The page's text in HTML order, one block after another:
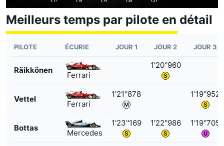
Meilleurs temps par pilote en détail
PILOTE ÉCURIE JOUR 1 JOUR 2 JOUR 3
Räikkönen
Ferrari
1'20''960
Vettel
Ferrari
1'21''878 1'19''952
Bottas
Mercedes
1'23''169 1'22''986 1'19''705